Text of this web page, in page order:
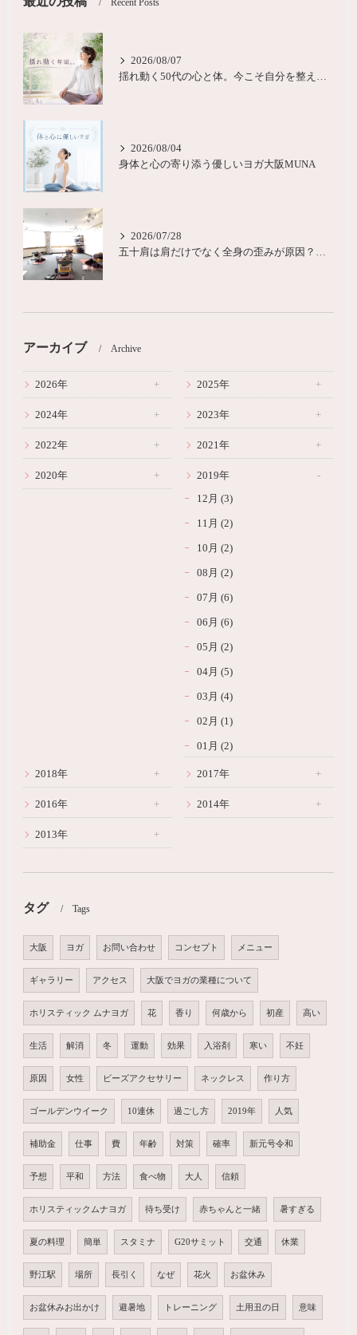
2026/08/07
2026/08/04
身体と心の寄り添う優しいヨガ大阪MUNA
2026/07/28
アーカイブ Archive
2026年 2025年
2024年 2023年
2022年 2021年
2020年 2019年
12月 (3)
11月 (2)
10月 (2)
08月 (2)
07月 (6)
06月 (6)
05月 (2)
04月 (5)
03月 (4)
02月 (1)
01月 (2)
2018年 2017年
2016年 2014年
2013年
タグ Tags
大阪 ヨガ お問い合わせ コンセプト メニュー
ギャラリー アクセス 大阪でヨガの業種について
ホリスティック ムナヨガ 花 香り 何歳から 初産 高い
生活 解消 冬 運動 効果 入浴剤 寒い 不妊
原因 女性 ビーズアクセサリー ネックレス 作り方
ゴールデンウイーク 10連休 過ごし方 2019年 人気
補助金 仕事 費 年齢 対策 確率 新元号令和
予想 平和 方法 食べ物 大人 信頼
ホリスティックムナヨガ 待ち受け 赤ちゃんと一緒 暑すぎる
夏の料理 簡単 スタミナ G20サミット 交通 休業
野江駅 場所 長引く なぜ 花火 お盆休み
お盆休みお出かけ 避暑地 トレーニング 土用丑の日 意味